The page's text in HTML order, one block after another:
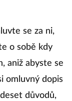
se za ni,
o sobě kdy
aniž abyste se
omluvný dopis
důvodů,